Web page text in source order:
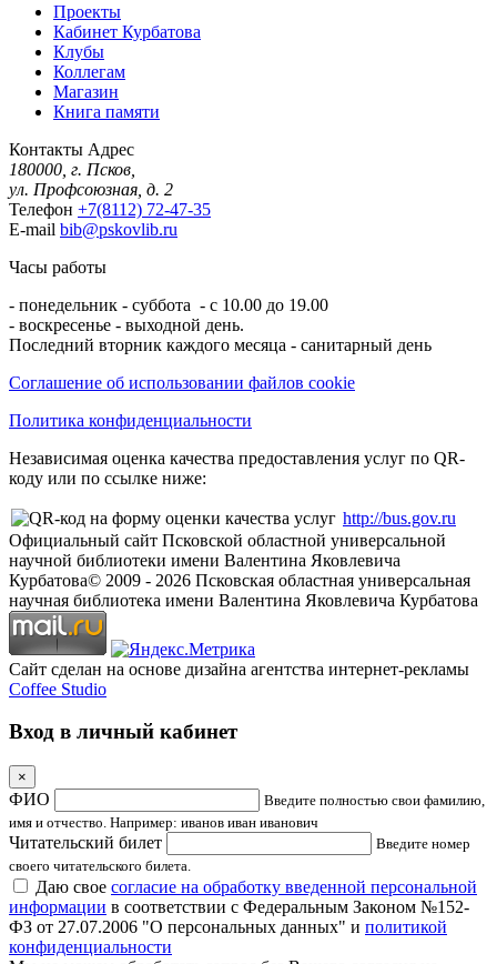
Проекты
Кабинет Курбатова
Клубы
Коллегам
Магазин
Книга памяти
Контакты Адрес
180000, г. Псков,
ул. Профсоюзная, д. 2
Телефон +7(8112) 72-47-35
E-mail bib@pskovlib.ru
Часы работы
- понедельник - суббота - с 10.00 до 19.00
- воскресенье - выходной день.
Последний вторник каждого месяца - санитарный день
Соглашение об использовании файлов cookie
Политика конфиденциальности
Независимая оценка качества предоставления услуг по QR-
коду или по ссылке ниже:
http://bus.gov.ru
Официальный сайт Псковской областной универсальной
научной библиотеки имени Валентина Яковлевича
Курбатова© 2009 - 2026 Псковская областная универсальная
научная библиотека имени Валентина Яковлевича Курбатова
Сайт сделан на основе дизайна агентства интернет-рекламы
Coffee Studio
Вход в личный кабинет
×
ФИО
Введите полностью свои фамилию,
имя и отчество. Например: иванов иван иванович
Читательский билет
Введите номер
своего читательского билета.
Даю свое согласие на обработку введенной персональной
информации в соответствии с Федеральным Законом №152-
ФЗ от 27.07.2006 "О персональных данных" и политикой
конфиденциальности